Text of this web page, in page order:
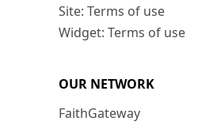
Site: Terms of use
Widget: Terms of use
OUR NETWORK
FaithGateway